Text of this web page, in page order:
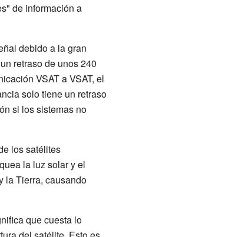
de información a
debido a la gran
retraso de unos 240
VSAT a VSAT, el
solo tiene un retraso
si los sistemas no
los satélites
la luz solar y el
la Tierra, causando
que cuesta lo